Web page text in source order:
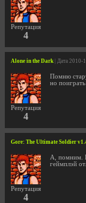
Репутация
4
Alone in the Dark | Дата
Репутация
4
Помню
но
Gore: The Ultimate Soldier
Репутация
4
А, помним.
геймплэй